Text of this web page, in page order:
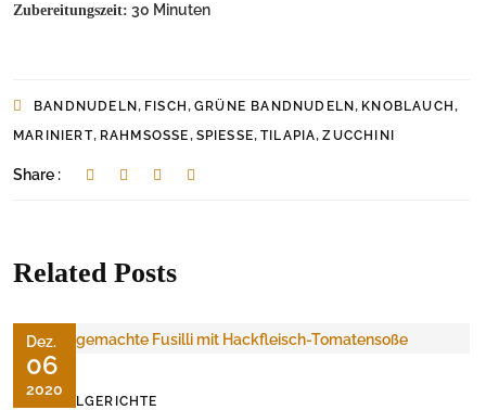
Zubereitungszeit: 30 Minuten
BANDNUDELN , FISCH , GRÜNE BANDNUDELN, KNOBLAUCH,
MARINIERT, RAHMSOSSE , SPIESSE ,TILAPIA,ZUCCHINI
Share :
Related Posts
Dez.
06
2020
NUDELGERICHTE